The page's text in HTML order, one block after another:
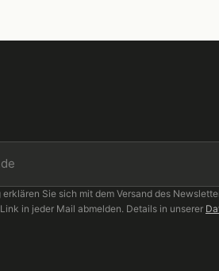
Sie sich mit dem Versand des
in jeder Mail abmelden. Details in unserer